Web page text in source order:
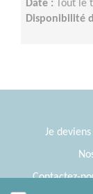
Date :
Tout le
Disponibilité
Je
Contactez-